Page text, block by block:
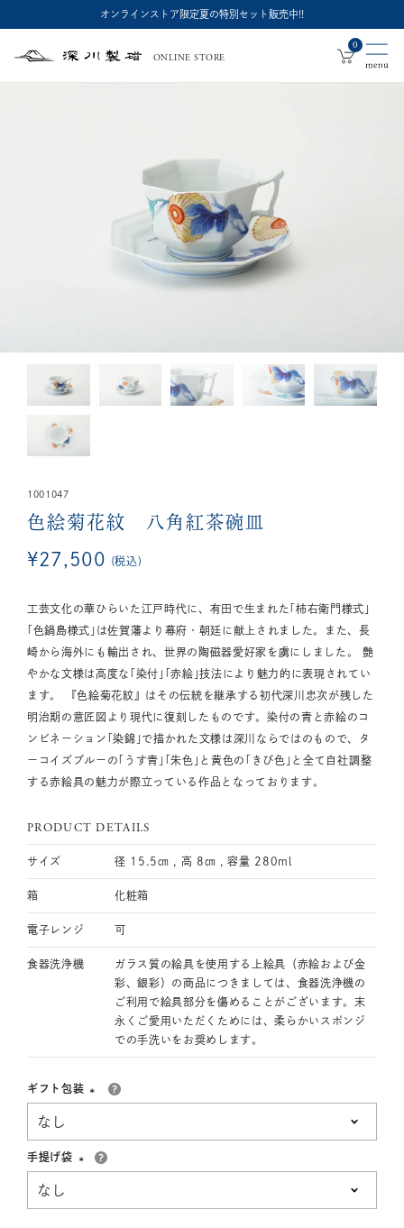
オンラインストア限定夏の特別セット販売中!!
深
ONLINE STORE
0
1001047
色絵菊花紋 八角紅茶碗皿
¥ 27,500 税込
工芸文化の華ひらいた江戸時代に、有田で生まれた｢柿右衛門様式｣
｢色鍋島様式｣は佐賀藩より幕府・朝廷に献上されました。また、長
崎から海外にも輸出され、世界の陶磁器愛好家を虜にしました。 艶
やかな文様は高度な｢染付｣｢赤絵｣技法により魅力的に表現されてい
ます。 『色絵菊花紋』はその伝統を継承する初代深川忠次が残した
明治期の意匠図より現代に復刻したものです。染付の青と赤絵のコ
ンビネーション｢染錦｣で描かれた文様は深川ならではのもので、タ
ーコイズブルーの｢うす青｣｢朱色｣と黄色の｢きび色｣と全て自社調整
する赤絵具の魅力が際立っている作品となっております。
PRODUCT DETAILS
サイズ 径 15.5㎝ , 高 8㎝ , 容量 280ml
箱 化粧箱
電子レンジ 可
食器洗浄機
ガラス質の絵具を使用する上絵具（赤絵および金
彩、銀彩）の商品につきましては、食器洗浄機の
ご利用で絵具部分を傷めることがございます。末
永くご愛用いただくためには、柔らかいスポンジ
での手洗いをお奨めします。
ギフト包装
手提げ袋